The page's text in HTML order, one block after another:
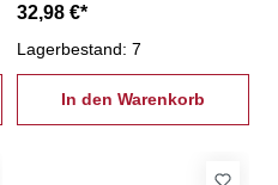
32,98 €*
Lagerbestand: 7
In den Warenkorb